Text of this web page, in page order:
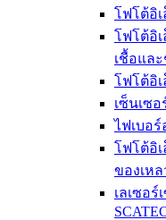
โฟโต้อิ
โฟโต้อิ
เชื้อแล
โฟโต้อิ
เซ็นเซ
ไฟเบอ
โฟโต้อิ
ของเห
เลเซอ